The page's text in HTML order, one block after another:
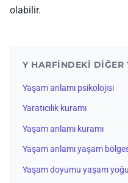
olabilir.
Y HARFINDEKI DIĞER
Yaşam anlamı psikolojisi
Yaratıcılık kuramı
Yaşam anlamı kuramı
Yaşam anlamı yaşam
Yaşam doyumu yaşam